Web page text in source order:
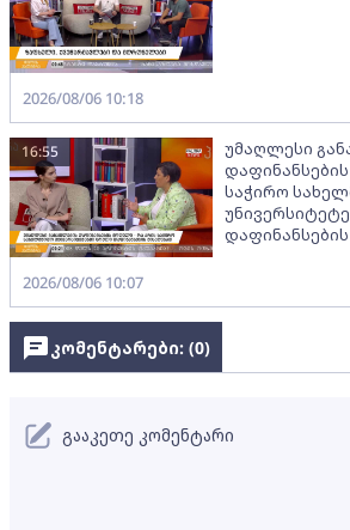
2026/08/06 10:18
უმაღლესი
საჭირო
16:55
2026/08/06 10:07
კომენტარები: (0)
გააკეთე კომენტარი